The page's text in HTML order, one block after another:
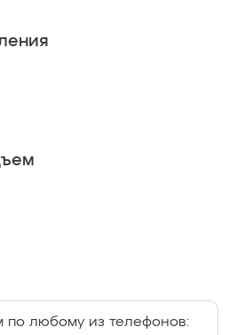
по любому из телефонов: